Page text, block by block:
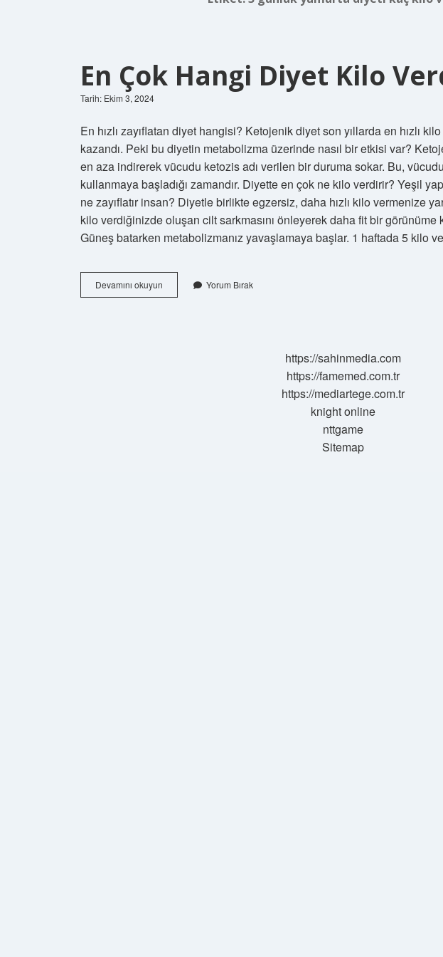
En Çok Hangi Diyet Kilo
Tarih: Ekim 3, 2024
En hızlı zayıflatan diyet hangisi? Ketojenik diyet son yıllarda en hızlı
kazandı. Peki bu diyetin metabolizma üzerinde nasıl bir etkisi var?
en aza indirerek vücudu ketozis adı verilen bir duruma sokar. Bu,
kullanmaya başladığı zamandır. Diyette en çok ne kilo verdirir? Yeşil
ne zayıflatır insan? Diyetle birlikte egzersiz, daha hızlı kilo vermenize
kilo verdiğinizde oluşan cilt sarkmasını önleyerek daha fit bir görünüme
Güneş batarken metabolizmanız yavaşlamaya başlar. 1 haftada 5 kilo
Devamını okuyun
Çok
Yorum Bırak
https://sahinmedia.com
https://famemed.com.tr
https://mediartege.com.tr
knight online
nttgame
Sitemap